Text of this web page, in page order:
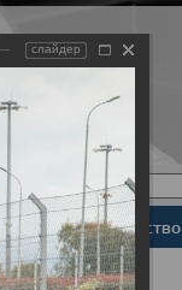
Законодательство
слайдер